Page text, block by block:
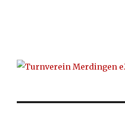
Turnverein